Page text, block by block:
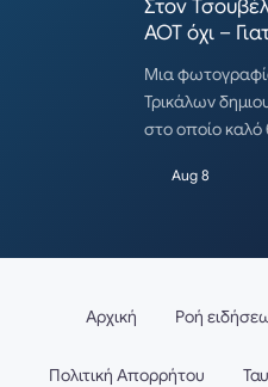
Στον
ΑΟΤ όχι –
Μια
Τρικάλων
στο οποίο καλό
Aug 8
Αρχική Ροή
Πολιτική Απορρήτου